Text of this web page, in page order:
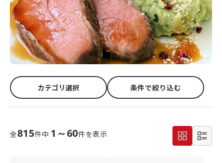
カテゴリ選択 条件で絞り込む
全815件中 1～60件を表示